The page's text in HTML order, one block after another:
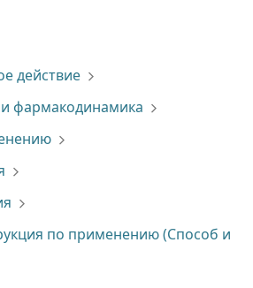
действие
фармакодинамика
по применению (Способ и